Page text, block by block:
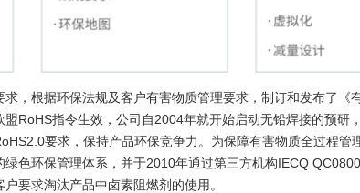
，根据环保法规及客户有害物质管理要求，制订和发布了
RoHS指令生效，公司自2004年就开始启动无铅焊接的预
要求，保持产品环保竞争力。为保障有害物质全过程
色环保管理体系，并于2010年通过第三方机构IECQ
要求淘汰产品中卤素阻燃剂的使用。